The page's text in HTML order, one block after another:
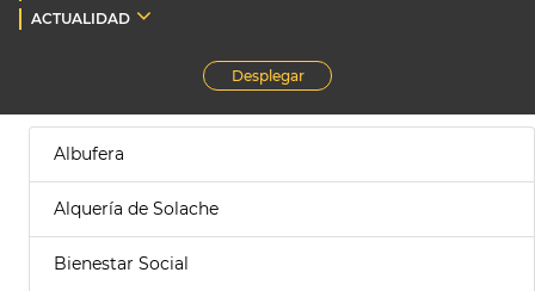
ACTUALIDAD
Desplegar
Albufera
Alquería de Solache
Bienestar Social